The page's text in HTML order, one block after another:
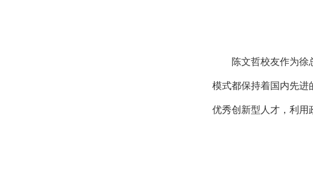
陈文哲校友作为
模式都保持着国内先进
优秀创新型人才，利用